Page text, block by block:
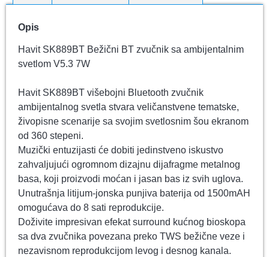
Opis
Havit SK889BT Bežični BT zvučnik sa ambijentalnim
svetlom V5.3 7W
Havit SK889BT višebojni Bluetooth zvučnik
ambijentalnog svetla stvara veličanstvene tematske,
živopisne scenarije sa svojim svetlosnim šou ekranom
od 360 stepeni.
Muzički entuzijasti će dobiti jedinstveno iskustvo
zahvaljujući ogromnom dizajnu dijafragme metalnog
basa, koji proizvodi moćan i jasan bas iz svih uglova.
Unutrašnja litijum-jonska punjiva baterija od 1500mAH
omogućava do 8 sati reprodukcije.
Doživite impresivan efekat surround kućnog bioskopa
sa dva zvučnika povezana preko TWS bežične veze i
nezavisnom reprodukcijom levog i desnog kanala.